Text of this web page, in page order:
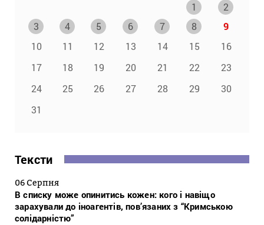
1
2
3
4 5 6 7 8
9
10
11 12 13 14 15
16
17
18 19 20 21 22
23
24
25 26 27 28 29
30
31
Тексти
06 Серпня
В списку може опинитись кожен: кого і навіщо
зарахували до іноагентів, пов’язаних з “Кримською
солідарністю”